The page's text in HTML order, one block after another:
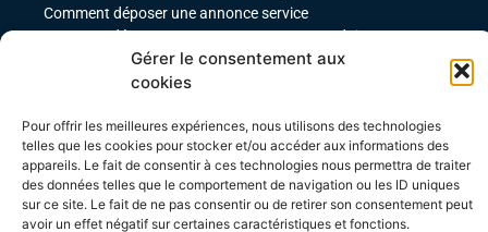
Gérer le consentement aux
cookies
Pour offrir les meilleures expériences, nous utilisons des technologies
telles que les cookies pour stocker et/ou accéder aux informations des
appareils. Le fait de consentir à ces technologies nous permettra de traiter
des données telles que le comportement de navigation ou les ID uniques
sur ce site. Le fait de ne pas consentir ou de retirer son consentement peut
avoir un effet négatif sur certaines caractéristiques et fonctions.
Comment déposer une annonce service
comment déposer une annonce pour un produit
téléchargeable
Déposer une annonce avec des variables
Mon compte
Mes commandes
Conditions Générales Acheteurs